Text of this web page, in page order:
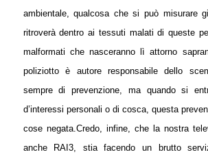
ambientale, qualcosa che si può misurare
ritroverà dentro ai tessuti malati di queste
malformati che nasceranno lì attorno
poliziotto è autore responsabile dello
sempre di prevenzione, ma quando si
d’interessi personali o di cosca, questa
cose negata.Credo, infine, che la nostra
anche RAI3, stia facendo un brutto